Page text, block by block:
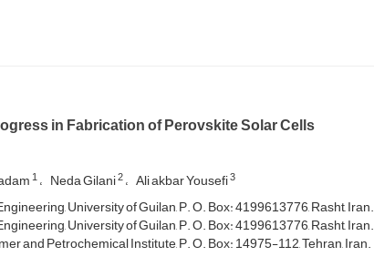
in Fabrication of Perovskite Solar Cells
1 Neda Gilani2 Ali akbar Yousefi3
University of Guilan, P. O. Box: 4199613776, Rasht, Iran.
University of Guilan, P. O. Box: 4199613776, Rasht, Iran.
and Petrochemical Institute, P. O. Box: 14975-112, Tehran, Iran.